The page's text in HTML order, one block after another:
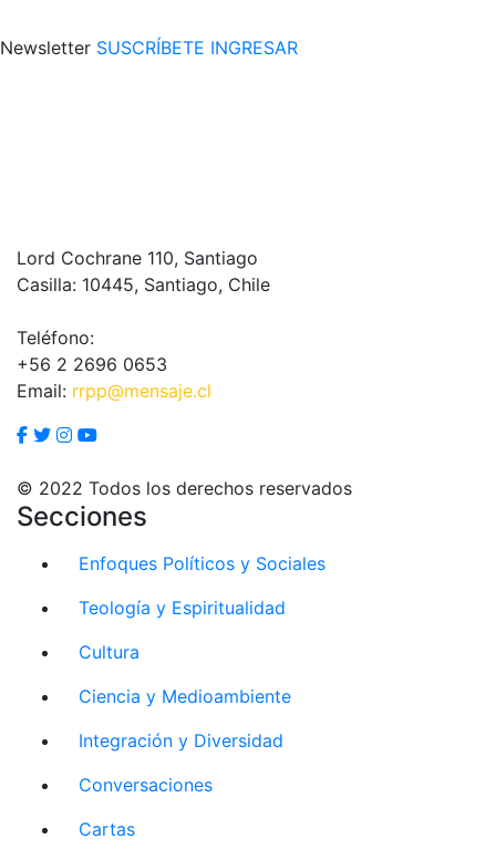
Newsletter SUSCRÍBETE INGRESAR
Lord Cochrane 110, Santiago
Casilla: 10445, Santiago, Chile
Teléfono:
+56 2 2696 0653
Email: rrpp@mensaje.cl
© 2022 Todos los derechos reservados
Secciones
Enfoques Políticos y Sociales
Teología y Espiritualidad
Cultura
Ciencia y Medioambiente
Integración y Diversidad
Conversaciones
Cartas